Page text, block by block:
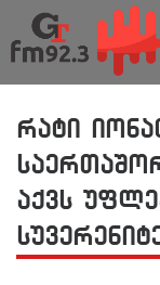
რატი
აქვს